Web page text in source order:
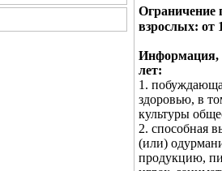
Ограничение
взрослых: от
Информация,
лет:
1.
здоровью, в
культуры
2. способная
(или)
продукцию,